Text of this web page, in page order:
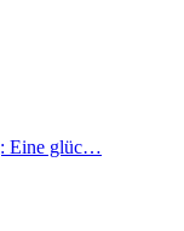
Eine glüc…